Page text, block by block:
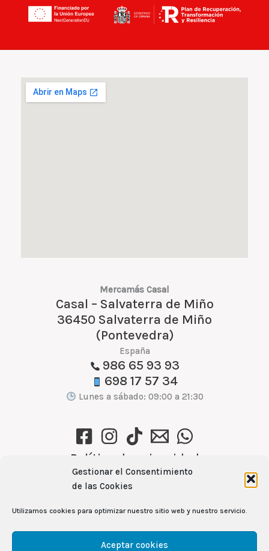
Gestionar el Consentimiento
de las Cookies
Utilizamos cookies para optimizar nuestro sitio web y nuestro servicio.
Aceptar cookies
Mercamás Casal
Casal – Salvaterra de Miño
36450 Salvaterra de Miño
(Pontevedra)
España
986 65 93 93
698 17 57 34
Lunes a sábado: 09:00 a 21:30
Política de privacidad
Política de cookies (UE)
Aviso Legal
Ver recetas →